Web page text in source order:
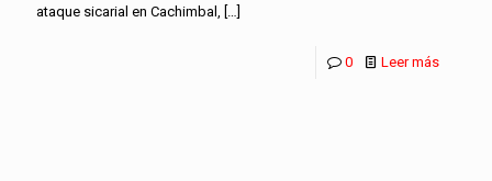
ataque sicarial en Cachimbal, […]
0 Leer más